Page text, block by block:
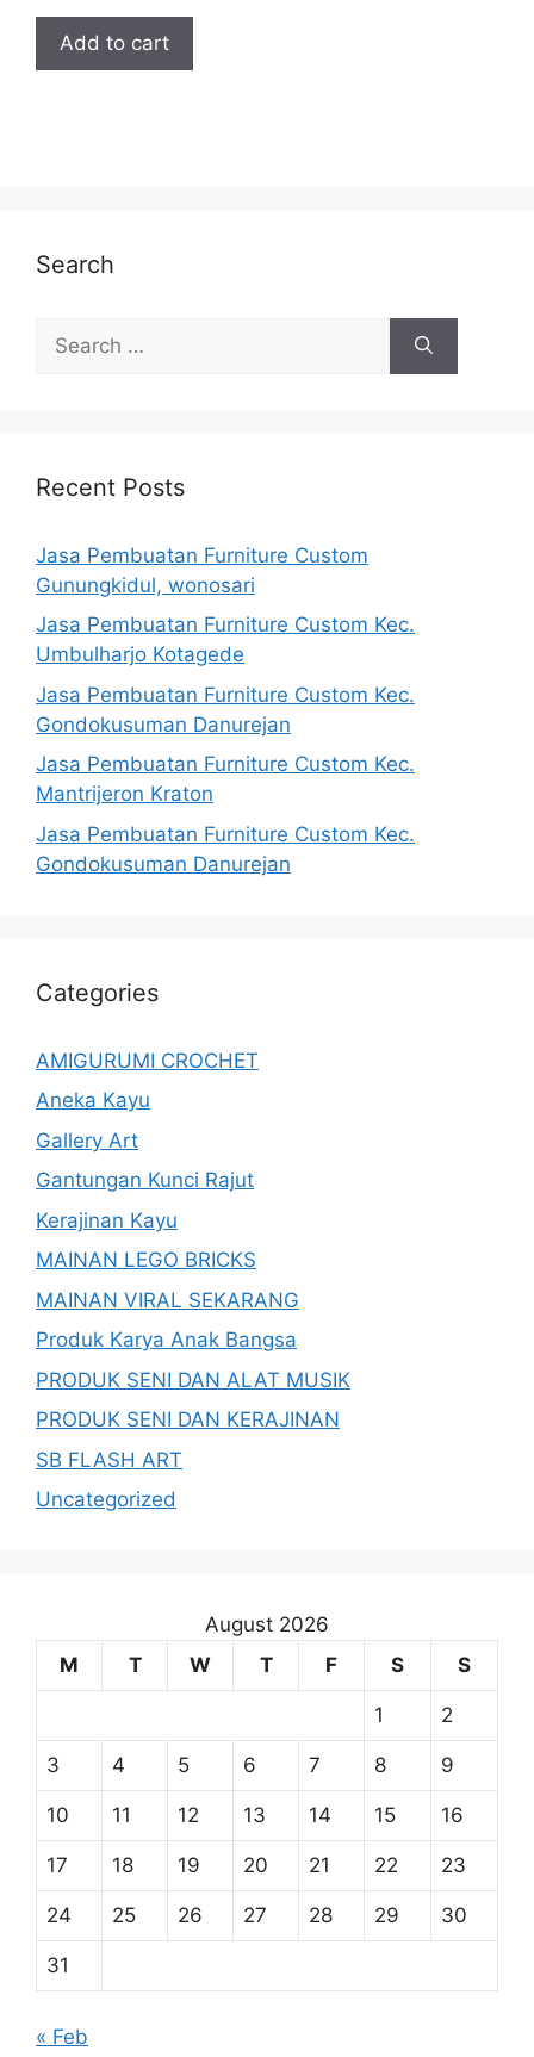
Add to cart
Search
for:
Recent Posts
Jasa Pembuatan Furniture Custom
Gunungkidul, wonosari
Jasa Pembuatan Furniture Custom Kec.
Umbulharjo Kotagede
Jasa Pembuatan Furniture Custom Kec.
Gondokusuman Danurejan
Jasa Pembuatan Furniture Custom Kec.
Mantrijeron Kraton
Jasa Pembuatan Furniture Custom Kec.
Gondokusuman Danurejan
Categories
AMIGURUMI CROCHET
Aneka Kayu
Gallery Art
Gantungan Kunci Rajut
Kerajinan Kayu
MAINAN LEGO BRICKS
MAINAN VIRAL SEKARANG
Produk Karya Anak Bangsa
PRODUK SENI DAN ALAT MUSIK
PRODUK SENI DAN KERAJINAN
SB FLASH ART
Uncategorized
August 2026
M
T W T F S S
1 2
3 4 5 6 7 8 9
10 11 12 13 14 15 16
17 18 19 20 21 22 23
24 25 26 27 28 29 30
31
« Feb